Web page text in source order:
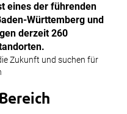
eines der führenden
Württemberg und
derzeit 260
Zukunft und suchen für